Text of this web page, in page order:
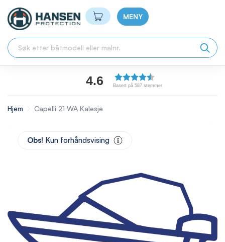
Min handlekurv
MENY
4.6 Basert på 587 stemmer
Hjem Capelli 21 WA Kalesje
Obs! Kun forhåndsvising